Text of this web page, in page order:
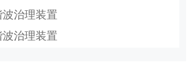
波治理装置
波治理装置